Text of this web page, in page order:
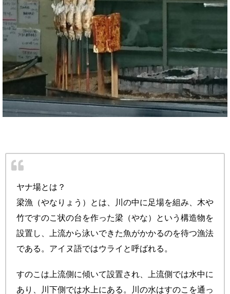
ヤナ場とは？
梁漁（やなりょう）とは、川の中に足場を組み、木や
竹ですのこ状の台を作った梁（やな）という構造物を
設置し、上流から泳いできた魚がかかるのを待つ漁法
である。アイヌ語ではウライと呼ばれる。
すのこは上流側に傾いて設置され、上流側では水中に
あり、川下側では水上にある。川の水はすのこを通っ